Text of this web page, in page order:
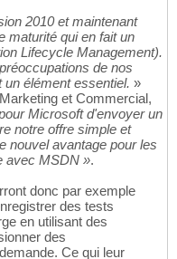
2010 et maintenant
maturité qui en fait un
Lifecycle Management).
de nos
élément essentiel. »
et Commercial,
Microsoft d'envoyer un
notre offre simple et
nouvel avantage pour les
avec MSDN ».
donc par exemple
des tests
en utilisant des
des
Ce qui leur